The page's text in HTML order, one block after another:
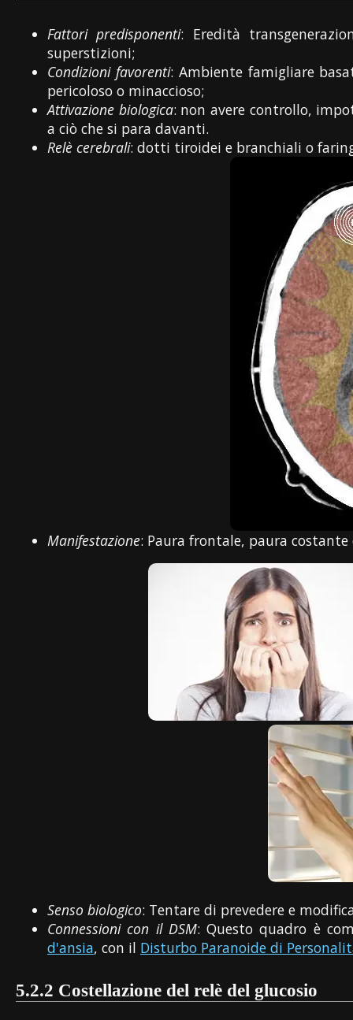
Fattori predisponenti: Eredità
superstizioni;
Condizioni favorenti: Ambiente famigliare
pericoloso o minaccioso;
Attivazione biologica: non avere controllo,
a ciò che si para davanti.
Relè cerebrali: dotti tiroidei e branchiali o
Manifestazione: Paura frontale, paura
Senso biologico: Tentare di prevedere e
Connessioni con il DSM: Questo quadro è
d'ansia, con il Disturbo Paranoide di
5.2.2 Costellazione del relè del glucosio